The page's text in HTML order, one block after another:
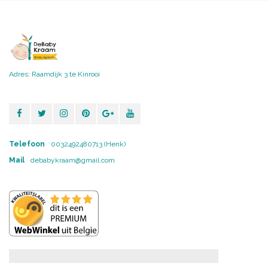
Adres: Raamdijk 3 te Kinrooi
Telefoon
0032492480713 (Henk)
Mail
debabykraam@gmail.com